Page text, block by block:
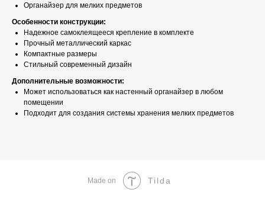
Органайзер для мелких предметов
Особенности конструкции:
Надежное самоклеящееся крепление в комплекте
Прочный металлический каркас
Компактные размеры
Стильный современный дизайн
Дополнительные возможности:
Может использоваться как настенный органайзер в любом
помещении
Подходит для создания системы хранения мелких предметов
Made on Tilda